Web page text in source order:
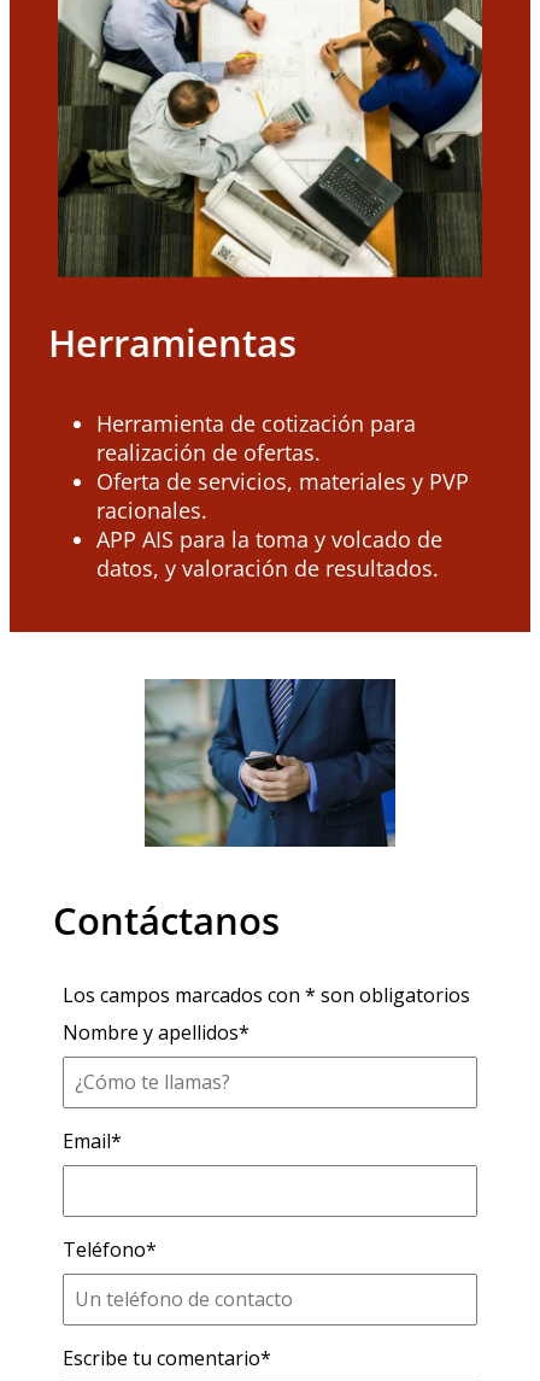
Herramientas
Herramienta de cotización para
realización de ofertas.
Oferta de servicios, materiales y PVP
racionales.
APP AIS para la toma y volcado de
datos, y valoración de resultados.
Contáctanos